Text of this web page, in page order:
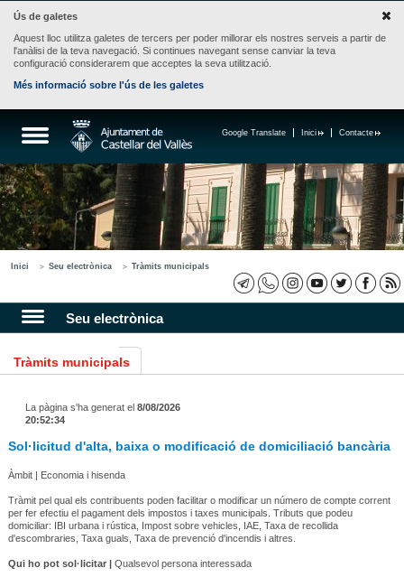
Ús de galetes
Aquest lloc utilitza galetes de tercers per poder millorar els nostres serveis a partir de
l'anàlisi de la teva navegació. Si continues navegant sense canviar la teva
configuració considerarem que acceptes la seva utilització.
Més informació sobre l'ús de les galetes
Contacte
Inici
Google Translate
Inici Seu electrònica Tràmits municipals
Seu electrònica
Tràmits municipals
La pàgina s'ha generat el 8/08/2026
20:52:34
Sol·licitud d'alta, baixa o modificació de domiciliació bancària
Àmbit | Economia i hisenda
Tràmit pel qual els contribuents poden facilitar o modificar un número de compte corrent
per fer efectiu el pagament dels impostos i taxes municipals. Tributs que podeu
domiciliar: IBI urbana i rústica, Impost sobre vehicles, IAE, Taxa de recollida
d'escombraries, Taxa guals, Taxa de prevenció d'incendis i altres.
Qui ho pot sol·licitar | Qualsevol persona interessada